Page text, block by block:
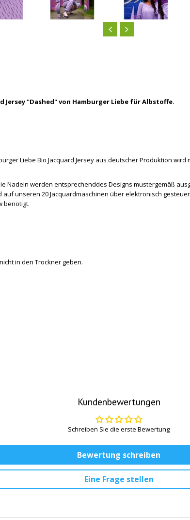
Jersey "Dashed" von Hamburger Liebe für Albstoffe.
Liebe Bio Jacquard Jersey aus deutscher Produktion
Nadeln werden entsprechenddes Designs mustergemäß
auf unseren 20 Jacquardmaschinen über elektronisch
benötigt.
in den Trockner geben.
Kundenbewertungen
Schreiben Sie die erste Bewertung
Bewertung schreiben
Eine Frage stellen